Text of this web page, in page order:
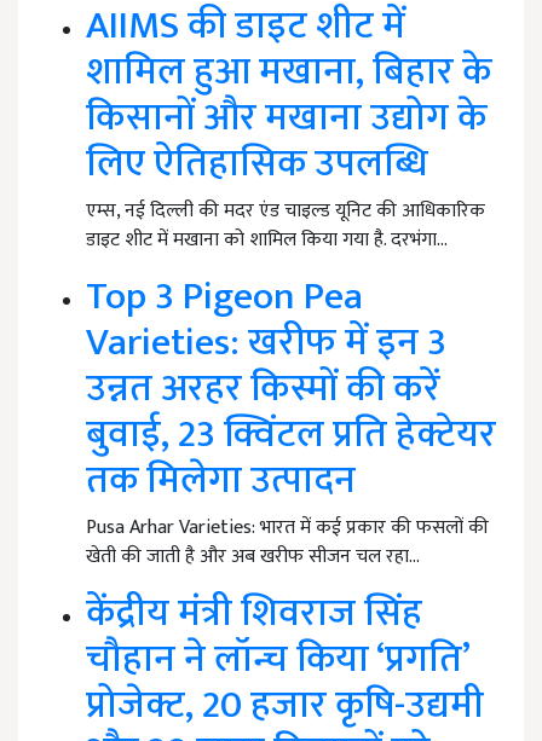
AIIMS की डाइट शीट में
शामिल हुआ मखाना, बिहार के
किसानों और मखाना उद्योग के
लिए ऐतिहासिक उपलब्धि
एम्स, नई दिल्ली की मदर एंड चाइल्ड यूनिट की आधिकारिक
डाइट शीट में मखाना को शामिल किया गया है. दरभंगा…
Top 3 Pigeon Pea
Varieties: खरीफ में इन 3
उन्नत अरहर किस्मों की करें
बुवाई, 23 क्विंटल प्रति हेक्टेयर
तक मिलेगा उत्पादन
Pusa Arhar Varieties: भारत में कई प्रकार की फसलों की
खेती की जाती है और अब खरीफ सीजन चल रहा…
केंद्रीय मंत्री शिवराज सिंह
चौहान ने लॉन्च किया ‘प्रगति’
प्रोजेक्ट, 20 हजार कृषि-उद्यमी